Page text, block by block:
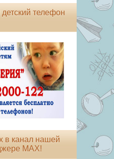
телефон
в канал нашей
MAX!